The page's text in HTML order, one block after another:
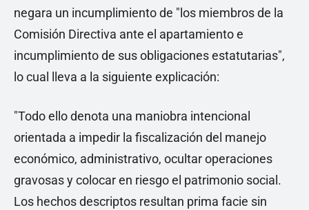
negara un incumplimiento de "los miembros de la
Comisión Directiva ante el apartamiento e
incumplimiento de sus obligaciones estatutarias",
lo cual lleva a la siguiente explicación:
"Todo ello denota una maniobra intencional
orientada a impedir la fiscalización del manejo
económico, administrativo, ocultar operaciones
gravosas y colocar en riesgo el patrimonio social.
Los hechos descriptos resultan prima facie sin